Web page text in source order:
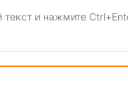
и нажмите